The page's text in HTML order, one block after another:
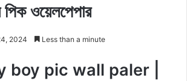
পিক ওয়েলপেপার
2024 Less than a minute
boy pic wall paler |